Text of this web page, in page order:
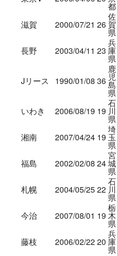
都
滋賀 2000/07/21 26
佐
賀
県
長野 2003/04/11 23
兵
庫
県
Jリース 1990/01/08 36
鹿
児
島
県
いわき 2006/08/19 19
石
川
県
湘南 2007/04/24 19
埼
玉
県
福島 2002/02/08 24
宮
城
県
札幌 2004/05/2522
石
川
県
今治 2007/08/01 19
栃
木
県
藤枝 2006/02/2220
兵
庫
県